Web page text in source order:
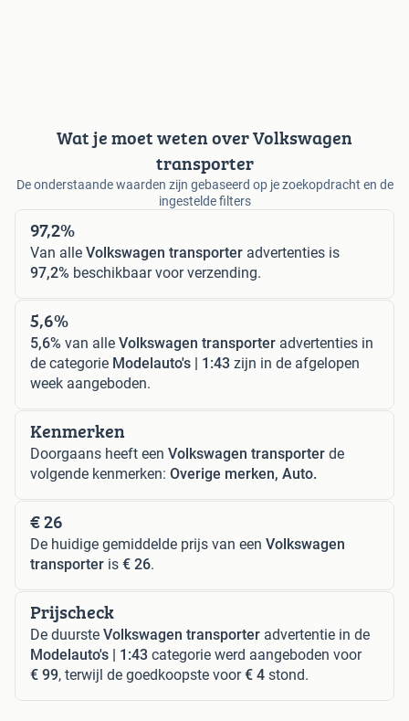
Wat je moet weten over Volkswagen
transporter
De onderstaande waarden zijn gebaseerd op je zoekopdracht en de
ingestelde filters
97,2%
Van alle Volkswagen transporter advertenties is
97,2% beschikbaar voor verzending.
5,6%
5,6% van alle Volkswagen transporter advertenties in
de categorie Modelauto's | 1:43 zijn in de afgelopen
week aangeboden.
Kenmerken
Doorgaans heeft een Volkswagen transporter de
volgende kenmerken: Overige merken, Auto.
€ 26
De huidige gemiddelde prijs van een Volkswagen
transporter is € 26.
Prijscheck
De duurste Volkswagen transporter advertentie in de
Modelauto's | 1:43 categorie werd aangeboden voor
€ 99, terwijl de goedkoopste voor€ 4 stond.